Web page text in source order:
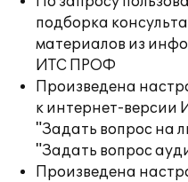
подборка
материалов из
ИТС ПРОФ
Произведена
к интернет-версии
"Задать вопрос на
"Задать вопрос
Произведена